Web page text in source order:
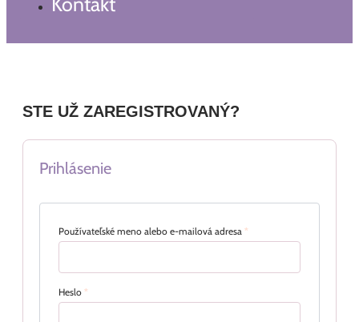
STE UŽ ZAREGISTROVANÝ?
Prihlásenie
Používateľské meno alebo e-mailová adresa *
Heslo *